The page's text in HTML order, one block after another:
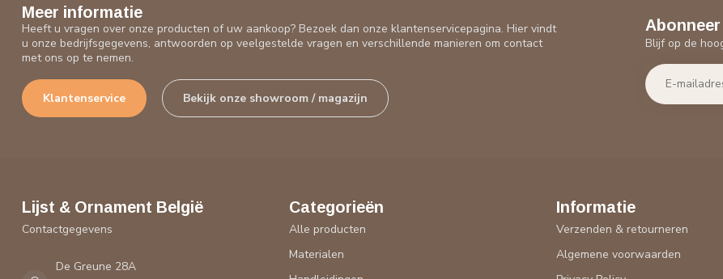
Meer informatie
Heeft u vragen over onze producten of uw aankoop? Bezoek dan onze klantenservicepagina. Hier vindt
u onze bedrijfsgegevens, antwoorden op veelgestelde vragen en verschillende manieren om contact
met ons op te nemen.
Klantenservice Bekijk onze showroom / magazijn
Blijf op de
Lijst & Ornament België
Contactgegevens
De Greune 28A
Categorieën
Alle producten
Materialen
Informatie
Verzenden & retourneren
Algemene voorwaarden